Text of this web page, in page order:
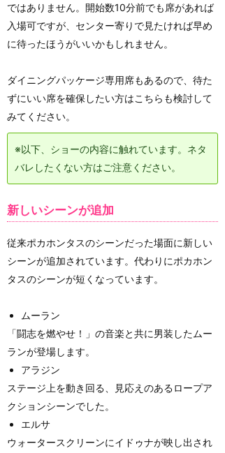
ではありません。開始数10分前でも席があれば
入場可ですが、センター寄りで見たければ早め
に待ったほうがいいかもしれません。
ダイニングパッケージ専用席もあるので、待た
ずにいい席を確保したい方はこちらも検討して
みてください。
※以下、ショーの内容に触れています。ネタ
バレしたくない方はご注意ください。
新しいシーンが追加
従来ポカホンタスのシーンだった場面に新しい
シーンが追加されています。代わりにポカホン
タスのシーンが短くなっています。
ムーラン
「闘志を燃やせ！」の音楽と共に男装したムー
ランが登場します。
アラジン
ステージ上を動き回る、見応えのあるロープア
クションシーンでした。
エルサ
ウォータースクリーンにイドゥナが映し出され